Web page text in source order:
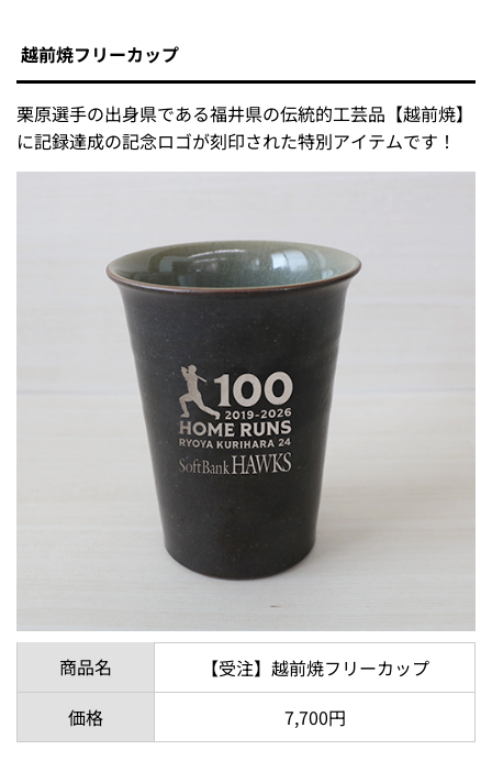
越前焼フリーカップ
栗原選手の出身県である福井県の伝統的工芸品【越前焼】
に記録達成の記念ロゴが刻印された特別アイテムです！
商品名
【受注】越前焼フリーカップ
価格
7,700円